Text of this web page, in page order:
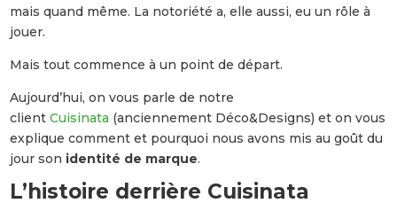
mais quand même. La notoriété a, elle aussi, eu un rôle à
jouer.
Mais tout commence à un point de départ.
Aujourd’hui, on vous parle de notre
clientCuisinata (anciennement Déco&Designs) et on vous
explique comment et pourquoi nous avons mis au goût du
jour son identité de marque.
L’histoire derrière Cuisinata